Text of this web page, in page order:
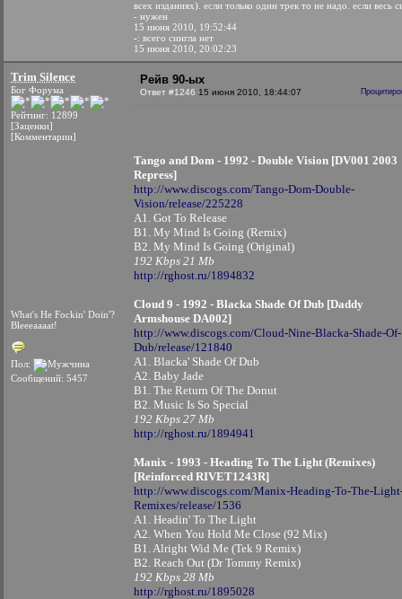
всех изданиях). если только один трек то не надо. если весь
- нужен
15 июня 2010, 19:52:44
-: всего сингла нет
15 июня 2010, 20:02:23
Trim Silence
Бог Форума
Рейтинг: 12899
[Заценки]
[Комментарии]
What's He Fockin' Doin'?
Bleeeaaaat!
Пол:
Сообщений: 5457
Рейв 90-ых
Ответ #1246 15 июня 2010, 18:44:07
Tango and Dom - 1992 - Double Vision [DV001 2003
Repress]
http://www.discogs.com/Tango-Dom-Double-
Vision/release/225228
A1. Got To Release
B1. My Mind Is Going (Remix)
B2. My Mind Is Going (Original)
192 Kbps 21 Mb
http://rghost.ru/1894832
Cloud 9 - 1992 - Blacka Shade Of Dub [Daddy
Armshouse DA002]
http://www.discogs.com/Cloud-Nine-Blacka-Shade-Of-
Dub/release/121840
A1. Blacka' Shade Of Dub
A2. Baby Jade
B1. The Return Of The Donut
B2. Music Is So Special
192 Kbps 27 Mb
http://rghost.ru/1894941
Manix - 1993 - Heading To The Light (Remixes)
[Reinforced RIVET1243R]
http://www.discogs.com/Manix-Heading-To-The-
Remixes/release/1536
A1. Headin' To The Light
A2. When You Hold Me Close (92 Mix)
B1. Alright Wid Me (Tek 9 Remix)
B2. Reach Out (Dr Tommy Remix)
192 Kbps 28 Mb
http://rghost.ru/1895028